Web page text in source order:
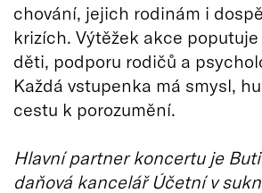
chování, jejich rodinám i
krizích. Výtěžek akce
děti, podporu rodičů a
Každá vstupenka má smysl,
cestu k porozumění.
Hlavní partner koncertu je
daňová kancelář Účetní v